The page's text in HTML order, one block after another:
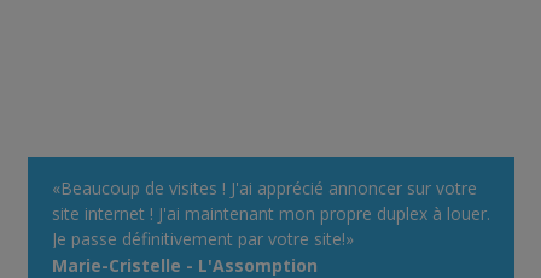
«Beaucoup de visites ! J'ai apprécié annoncer sur votre
site internet ! J'ai maintenant mon propre duplex à louer.
Je passe définitivement par votre site!»
Marie-Cristelle - L'Assomption